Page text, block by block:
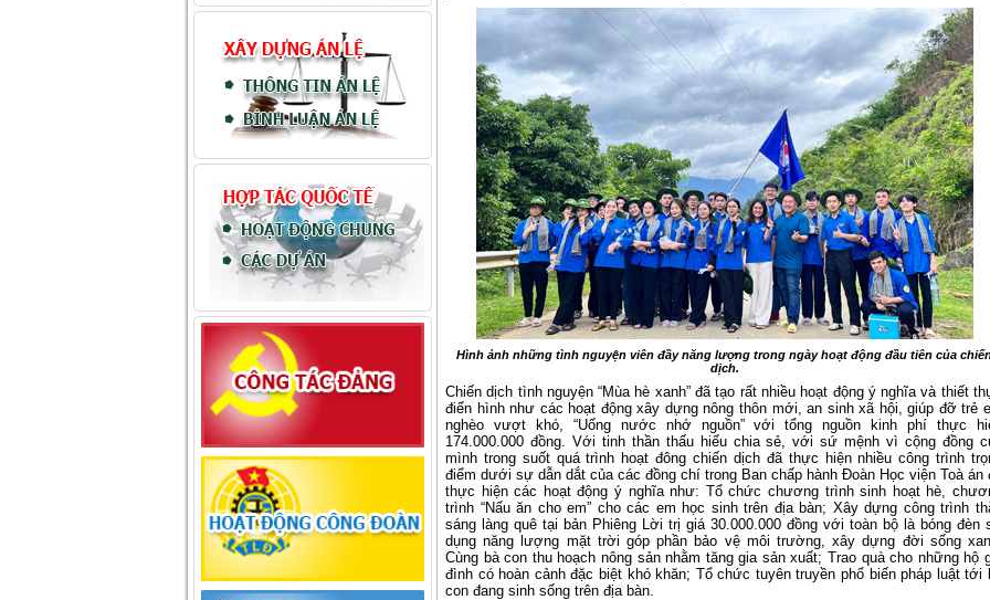
Hình ảnh những tình nguyện viên đầy năng lượng trong ngày hoạt động đầu tiên của
dịch.
Chiến dịch tình nguyện “Mùa hè xanh” đã tạo rất nhiều hoạt động ý nghĩa và thiết
điển hình như các hoạt động xây dựng nông thôn mới, an sinh xã hội, giúp đỡ trẻ
nghèo vượt khó, “Uống nước nhớ nguồn” với tổng nguồn kinh phí thực
174.000.000 đồng. Với tinh thần thấu hiểu chia sẻ, với sứ mệnh vì cộng đồng
mình trong suốt quá trình hoạt đông chiến dịch đã thực hiện nhiều công trình
điểm dưới sự dẫn dắt của các đồng chí trong Ban chấp hành Đoàn Học viện Toà án
thực hiện các hoạt động ý nghĩa như: Tổ chức chương trình sinh hoạt hè,
trình “Nấu ăn cho em” cho các em học sinh trên địa bàn; Xây dựng công trình
sáng làng quê tại bản Phiêng Lời trị giá 30.000.000 đồng với toàn bộ là bóng đèn
dụng năng lượng mặt trời góp phần bảo vệ môi trường, xây dựng đời sống
Cùng bà con thu hoạch nông sản nhằm tăng gia sản xuất; Trao quà cho những hộ
đình có hoàn cảnh đặc biệt khó khăn; Tổ chức tuyên truyền phổ biến pháp luật tới
con đang sinh sống trên địa bàn.